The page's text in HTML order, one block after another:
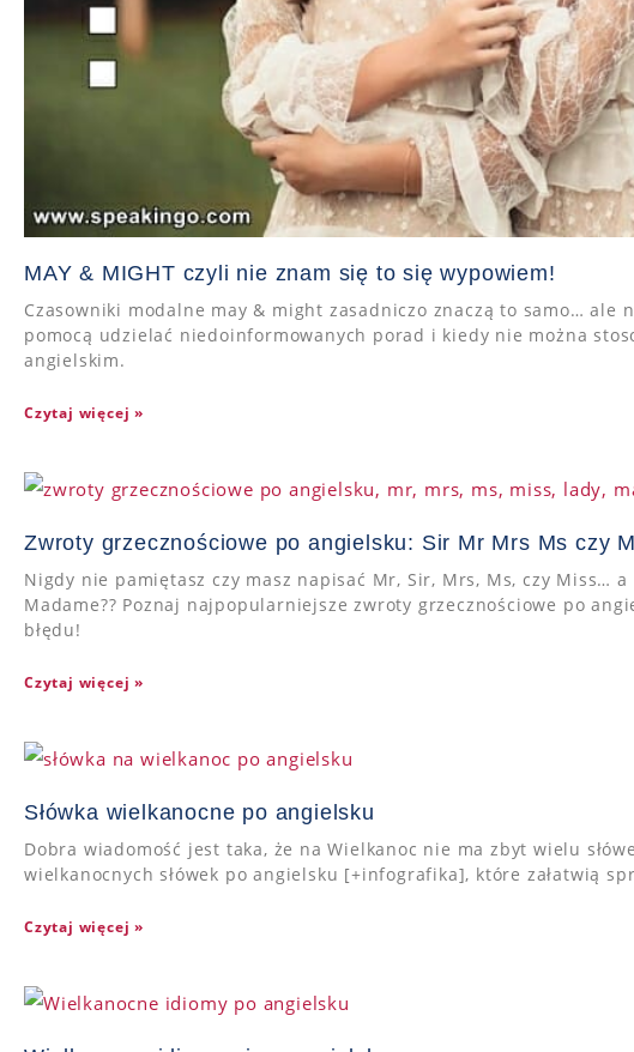
MAY & MIGHT czyli nie znam się to się wypowiem!
Czasowniki modalne may & might zasadniczo znaczą to samo… ale
pomocą udzielać niedoinformowanych porad i kiedy nie można
angielskim.
Czytaj więcej »
Zwroty grzecznościowe po angielsku: Sir Mr Mrs Ms czy
Nigdy nie pamiętasz czy masz napisać Mr, Sir, Mrs, Ms, czy Miss…
Madame?? Poznaj najpopularniejsze zwroty grzecznościowe po
błędu!
Czytaj więcej »
Słówka wielkanocne po angielsku
Dobra wiadomość jest taka, że na Wielkanoc nie ma zbyt wielu
wielkanocnych słówek po angielsku [+infografika], które załatwią
Czytaj więcej »